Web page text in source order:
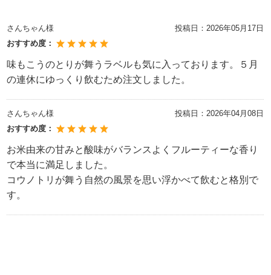
さんちゃん様 投稿日：2026年05月17日
おすすめ度：
味もこうのとりが舞うラベルも気に入っております。５月
の連休にゆっくり飲むため注文しました。
さんちゃん様 投稿日：2026年04月08日
おすすめ度：
お米由来の甘みと酸味がバランスよくフルーティーな香り
で本当に満足しました。
コウノトリが舞う自然の風景を思い浮かべて飲むと格別で
す。